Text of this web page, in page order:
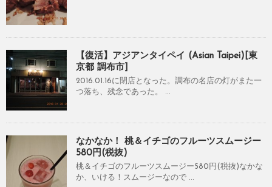
【復活】アジアンタイペイ (Asian Taipei)[東
京都 調布市]
2016.01.16に閉店となった。調布の名店の灯がまた一
つ落ち、残念であった。 ...
なかなか！ 桃＆イチゴのフルーツスムージー
580円(税抜)
桃＆イチゴのフルーツスムージー580円(税抜)なかな
か、いける！スムージーなので ...